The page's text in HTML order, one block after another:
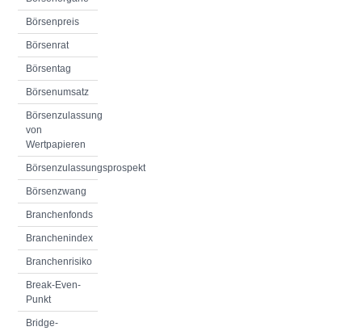
Börsenpreis
Börsenrat
Börsentag
Börsenumsatz
Börsenzulassung
von
Wertpapieren
Börsenzulassungsprospekt
Börsenzwang
Branchenfonds
Branchenindex
Branchenrisiko
Break-Even-
Punkt
Bridge-